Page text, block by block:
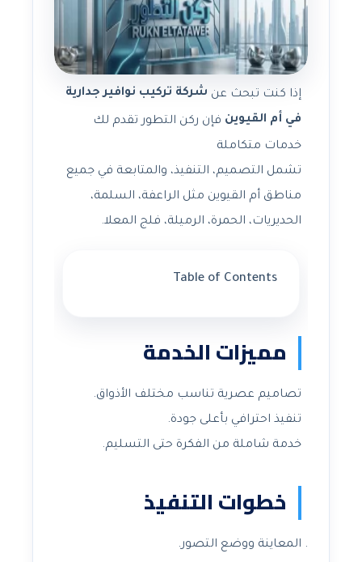
إذا كنت تبحث عن شركة تركيب نوافير جدارية
في أم القيوين فإن ركن التطور تقدم لك
خدمات متكاملة
تشمل التصميم، التنفيذ، والمتابعة في جميع
مناطق أم القيوين مثل الراعفة، السلمة،
الحديريات، الحمرة، الرميلة، فلج المعلا.
Table of Contents
مميزات الخدمة
تصاميم عصرية تناسب مختلف الأذواق.
تنفيذ احترافي بأعلى جودة.
خدمة شاملة من الفكرة حتى التسليم.
خطوات التنفيذ
المعاينة ووضع التصور.